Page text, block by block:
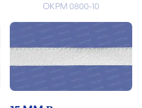
OKPM 0800-10